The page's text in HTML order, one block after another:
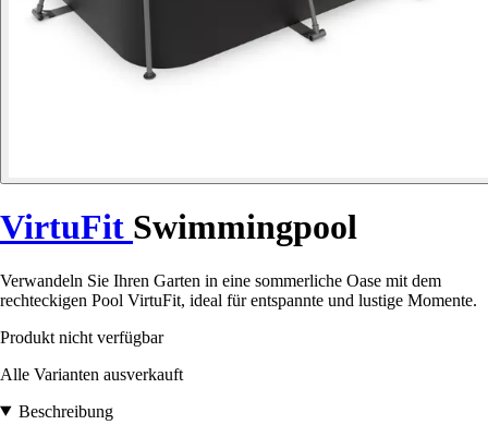
VirtuFit Swimmingpool
Verwandeln Sie Ihren Garten in eine sommerliche Oase mit dem
rechteckigen Pool VirtuFit, ideal für entspannte und lustige Momente.
Produkt nicht verfügbar
Alle Varianten ausverkauft
Beschreibung